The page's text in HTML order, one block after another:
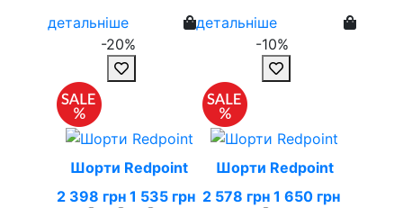
детальніше
-20%
детальніше
-10%
Шорти Redpoint
2 398 грн 1 535 грн
Шорти Redpoint
2 578 грн 1 650 грн